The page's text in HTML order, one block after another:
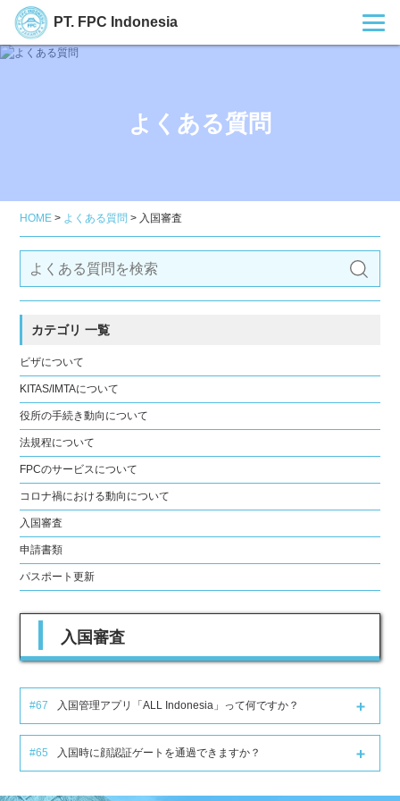
PT. FPC Indonesia
よくある質問
HOME > よくある質問 > 入国審査
カテゴリ 一覧
ビザについて
KITAS/IMTAについて
役所の手続き動向について
法規程について
FPCのサービスについて
コロナ禍における動向について
入国審査
申請書類
パスポート更新
入国審査
#67 入国管理アプリ「ALL Indonesia」って何ですか？
#65 入国時に顔認証ゲートを通過できますか？